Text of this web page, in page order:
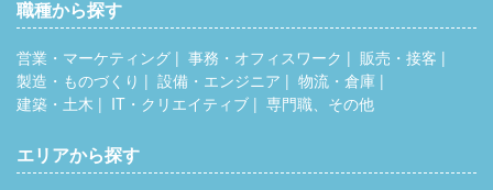
職種から探す
営業・マーケティング 事務・オフィスワーク
販売・接客
製造・ものづくり
設備・エンジニア
物流・倉庫
建築・土木
IT・クリエイティブ 専門職、その他
エリアから探す